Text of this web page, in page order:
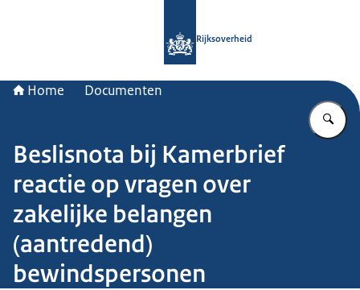
Rijksoverheid
Home Documenten
Beslisnota bij Kamerbrief
reactie op vragen over
zakelijke belangen
(aantredend)
bewindspersonen